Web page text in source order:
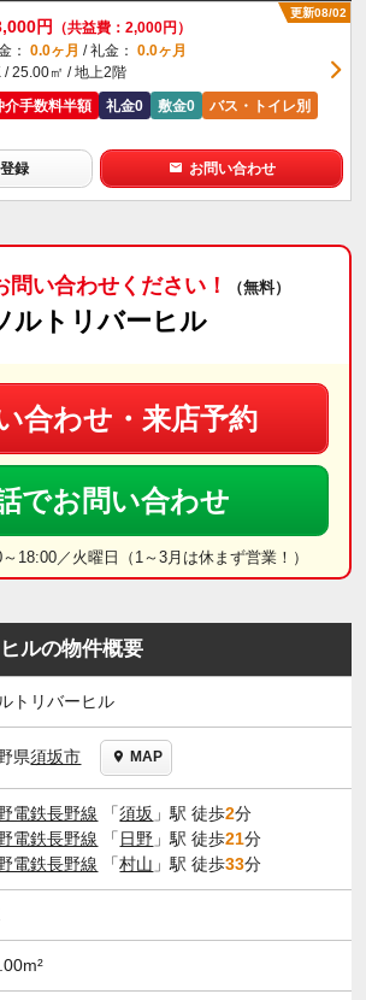
更新08/02
円
（共益費：2,000円）
： 0.0ヶ月 / 礼金： 0.0ヶ月
/ 25.00㎡ / 地上2階
介手数料半額
礼金0 敷金0 バス・トイレ別
録 お問い合わせ
問い合わせください！ （無料）
ルトリバーヒル
合わせ・来店予約
でお問い合わせ
18:00／火曜日（1～3月は休まず営業！）
ルの物件概要
トリバーヒル
県須坂市 MAP
電鉄長野線 「須坂 」駅 徒歩2分
電鉄長野線 「 日野 」駅 徒歩21分
電鉄長野線 「村山 」駅 徒歩33分